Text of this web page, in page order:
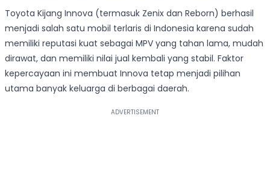
Toyota Kijang Innova (termasuk Zenix dan Reborn) berhasil
menjadi salah satu mobil terlaris di Indonesia karena sudah
memiliki reputasi kuat sebagai MPV yang tahan lama, mudah
dirawat, dan memiliki nilai jual kembali yang stabil. Faktor
kepercayaan ini membuat Innova tetap menjadi pilihan
utama banyak keluarga di berbagai daerah.